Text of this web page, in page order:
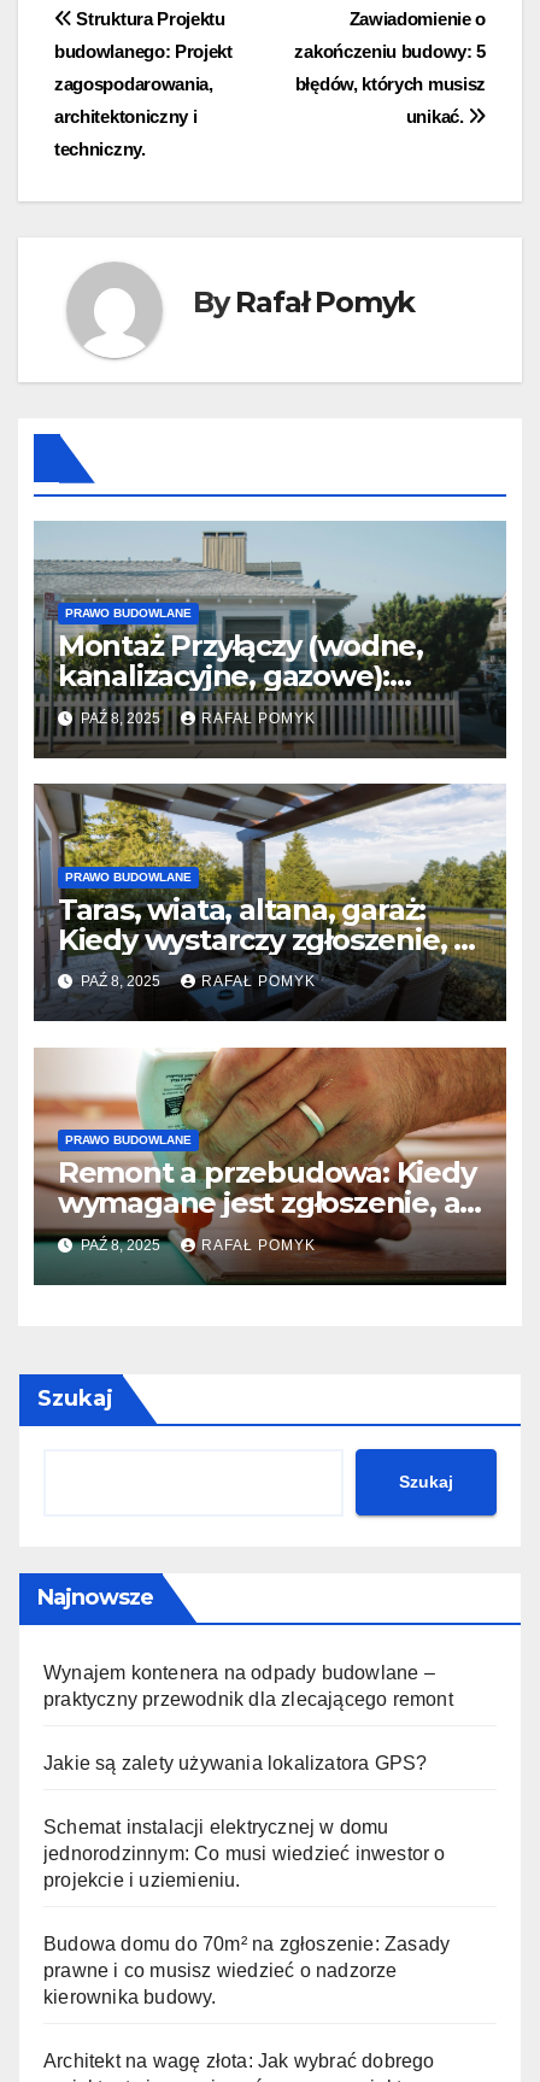
Nawigacja
wpisu
Zawiadomienie o
zakończeniu budowy: 5
błędów, których musisz
unikać.
Struktura Projektu
budowlanego: Projekt
zagospodarowania,
architektoniczny i
techniczny.
ByRafał Pomyk
PRAWO BUDOWLANE
Montaż Przyłączy (wodne,
kanalizacyjne, gazowe):
Niezbędne dokumenty i
projekty.
PAŹ 8, 2025 RAFAŁ POMYK
PRAWO BUDOWLANE
Taras, wiata, altana, garaż:
Kiedy wystarczy zgłoszenie, a
kiedy PB?
PAŹ 8, 2025 RAFAŁ POMYK
PRAWO BUDOWLANE
Remont a przebudowa: Kiedy
wymagane jest zgłoszenie, a
kiedy Pozwolenie na
Budowę?
PAŹ 8, 2025 RAFAŁ POMYK
Szukaj
Szukaj
Najnowsze
Wynajem kontenera na odpady budowlane –
praktyczny przewodnik dla zlecającego remont
Jakie są zalety używania lokalizatora GPS?
Schemat instalacji elektrycznej w domu
jednorodzinnym: Co musi wiedzieć inwestor o
projekcie i uziemieniu.
Budowa domu do 70m² na zgłoszenie: Zasady
prawne i co musisz wiedzieć o nadzorze
kierownika budowy.
Architekt na wagę złota: Jak wybrać dobrego